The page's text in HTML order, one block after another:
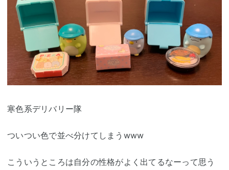
寒色系デリバリー隊
ついつい色で並べ分けてしまうwww
こういうところは自分の性格がよく出てるなーって思う